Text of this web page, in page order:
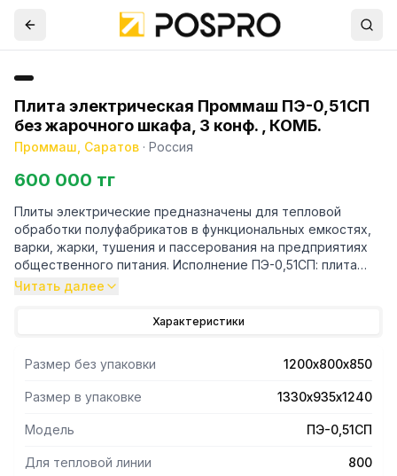
Плита электрическая Проммаш ПЭ-0,51СП
без жарочного шкафа, 3 конф. , КОМБ.
Проммаш, Саратов · Россия
600 000 тг
Плиты электрические предназначены для тепловой
обработки полуфабрикатов в функциональных емкостях,
варки, жарки, тушения и пассерования на предприятиях
общественного питания. Исполнение ПЭ-0,51СП: плита
трехконфорочная без жарочного шкафа.Рабочий стол
Читать далее
Характеристики
Размер без упаковки 1200х800х850
Размер в упаковке 1330х935х1240
Модель ПЭ-0,51СП
Для тепловой линии 800